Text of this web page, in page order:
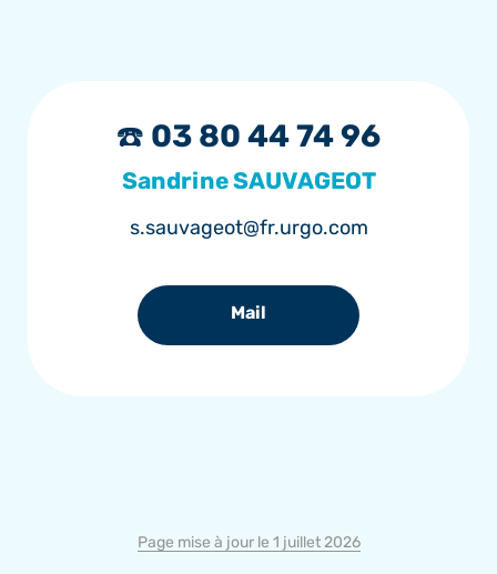
☎️ 03 80 44 74 96
Sandrine SAUVAGEOT
s.sauvageot@fr.urgo.com
Mail
Page mise à jour le 1 juillet 2026